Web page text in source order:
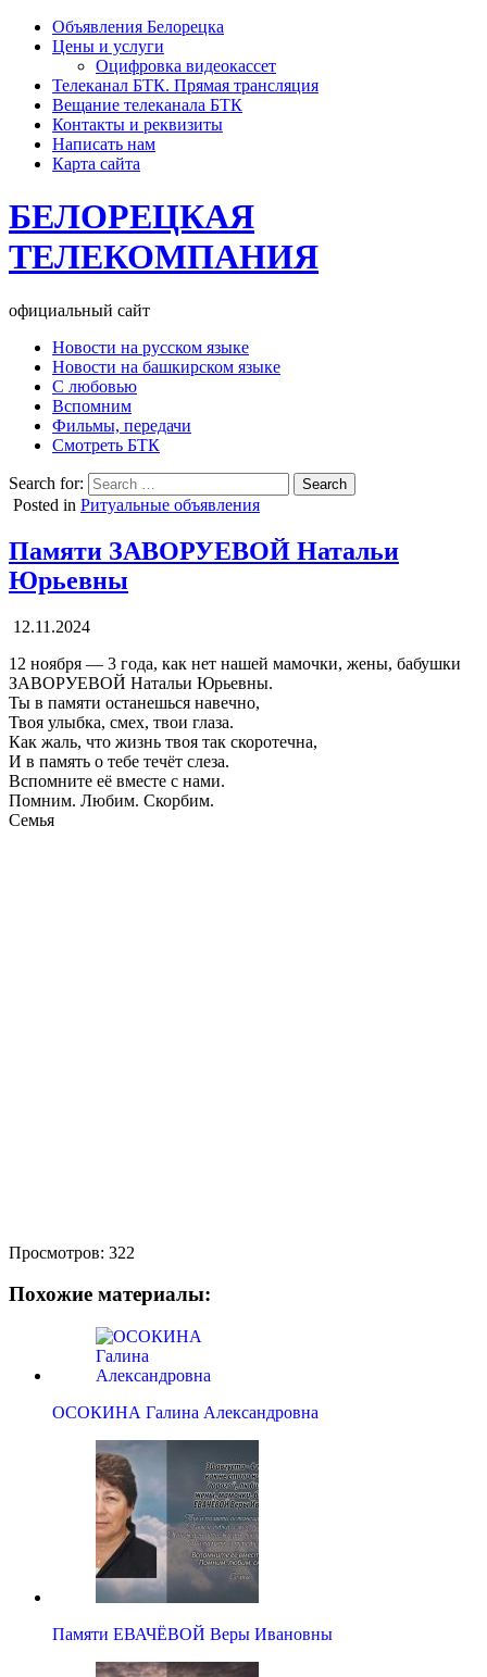
Объявления Белорецка
Цены и услуги
Оцифровка видеокассет
Телеканал БТК. Прямая трансляция
Вещание телеканала БТК
Контакты и реквизиты
Написать нам
Карта сайта
БЕЛОРЕЦКАЯ
ТЕЛЕКОМПАНИЯ
официальный сайт
Новости на русском языке
Новости на башкирском языке
С любовью
Вспомним
Фильмы, передачи
Смотреть БТК
Search for:
Posted in Ритуальные объявления
Памяти ЗАВОРУЕВОЙ Натальи
Юрьевны
12.11.2024
12 ноября — 3 года, как нет нашей мамочки, жены, бабушки
ЗАВОРУЕВОЙ Натальи Юрьевны.
Ты в памяти останешься навечно,
Твоя улыбка, смех, твои глаза.
Как жаль, что жизнь твоя так скоротечна,
И в память о тебе течёт слеза.
Вспомните её вместе с нами.
Помним. Любим. Скорбим.
Семья
Просмотров: 322
Похожие материалы:
ОСОКИНА Галина Александровна
Памяти ЕВАЧЁВОЙ Веры Ивановны